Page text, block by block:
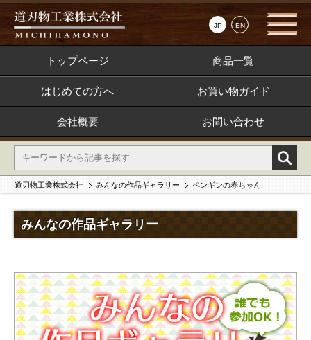
JP EN
トップページ 商品一覧
はじめての方へ お買い物ガイド
会社概要 お問い合わせ
道刃物工業株式会社 みんなの作品ギャラリー ペンギンの赤ちゃん
みんなの作品ギャラリー